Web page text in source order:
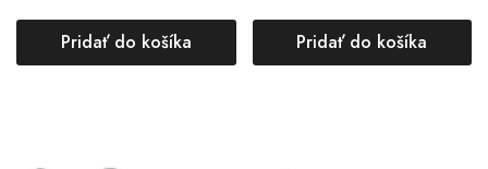
Pridať do košíka Pridať do košíka